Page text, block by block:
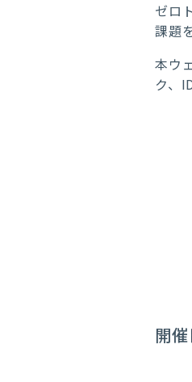
ゼロ
課題
本ウ
ク、
開催